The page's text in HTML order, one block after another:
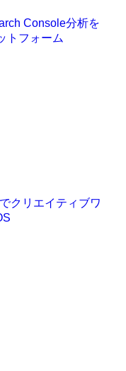
Console分析を
トフォーム
クリエイティブワ